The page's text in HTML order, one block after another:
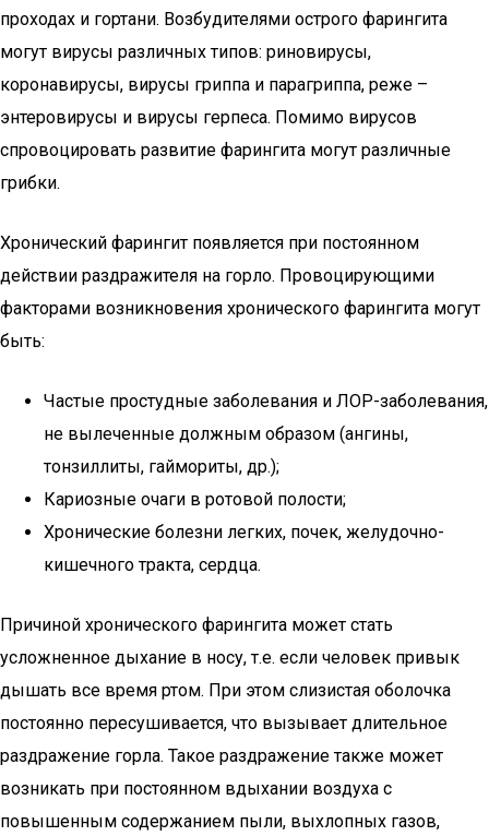
проходах и гортани. Возбудителями острого фарингита
могут вирусы различных типов: риновирусы,
коронавирусы, вирусы гриппа и парагриппа, реже –
энтеровирусы и вирусы герпеса. Помимо вирусов
спровоцировать развитие фарингита могут различные
грибки.
Хронический фарингит появляется при постоянном
действии раздражителя на горло. Провоцирующими
факторами возникновения хронического фарингита могут
быть:
Частые простудные заболевания и ЛОР-заболевания,
не вылеченные должным образом (ангины,
тонзиллиты, гаймориты, др.);
Кариозные очаги в ротовой полости;
Хронические болезни легких, почек, желудочно-
кишечного тракта, сердца.
Причиной хронического фарингита может стать
усложненное дыхание в носу, т.е. если человек привык
дышать все время ртом. При этом слизистая оболочка
постоянно пересушивается, что вызывает длительное
раздражение горла. Такое раздражение также может
возникать при постоянном вдыхании воздуха с
повышенным содержанием пыли, выхлопных газов,